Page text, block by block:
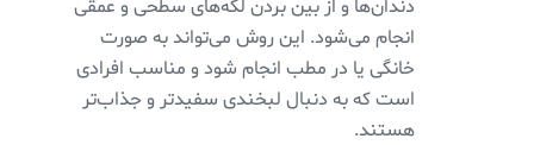
دندان‌ها و از بین بردن لکه‌های سطحی و عمقی
انجام می‌شود. این روش می‌تواند به صورت
خانگی یا در مطب انجام شود و مناسب افرادی
است که به دنبال لبخندی سفیدتر و جذاب‌تر
هستند.